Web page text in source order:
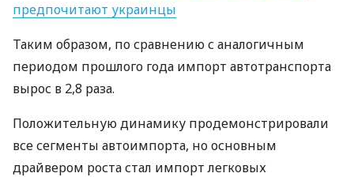
предпочитают украинцы
Таким образом, по сравнению с аналогичным
периодом прошлого года импорт автотранспорта
вырос в 2,8 раза.
Положительную динамику продемонстрировали
все сегменты автоимпорта, но основным
драйвером роста стал импорт легковых